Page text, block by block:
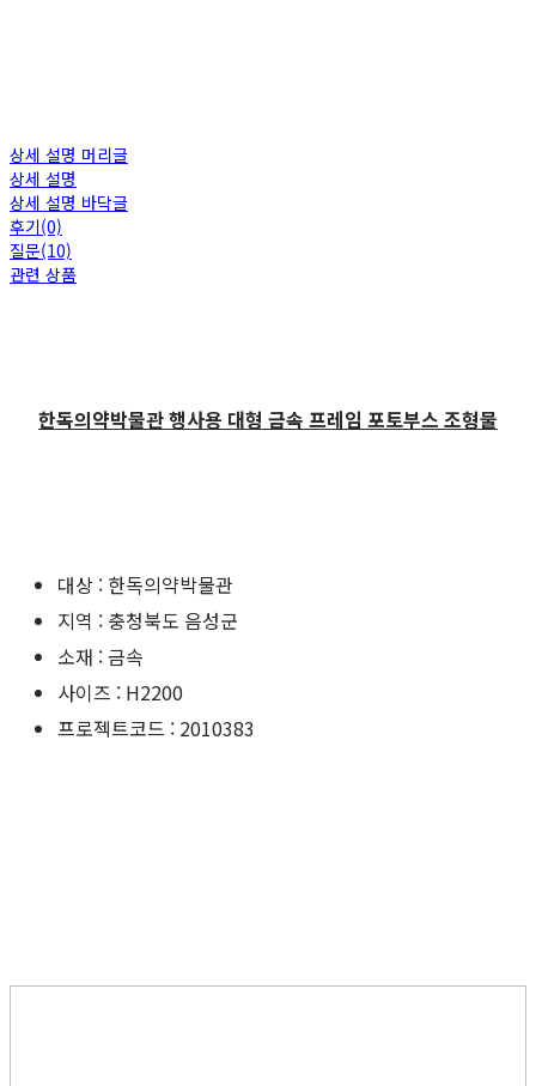
상세 설명 머리글
상세 설명
상세 설명 바닥글
후기(0)
질문(10)
관련 상품
한독의약박물관 행사용 대형 금속 프레임 포토부스 조형물
대상 : 한독의약박물관
지역 : 충청북도 음성군
소재 : 금속
사이즈 : H2200
프로젝트코드 : 2010383